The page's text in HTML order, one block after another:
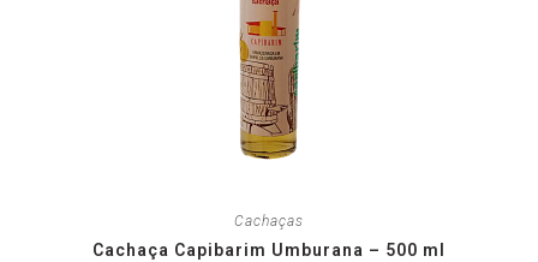
Cachaças
Cachaça Capibarim Umburana – 500 ml